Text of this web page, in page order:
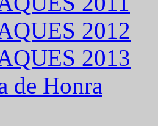
2012
2013
de Honra